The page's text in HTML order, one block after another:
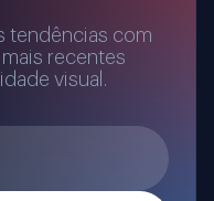
tendências com
recentes
visual.